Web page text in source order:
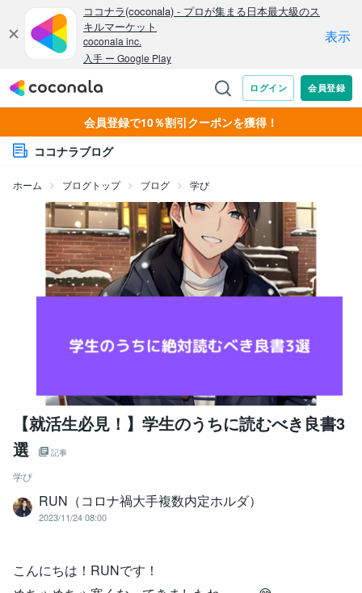
会員登録で10％割引クーポンを獲得！
ココナラブログ
ホーム ブログトップ ブログ 学び
【就活生必見！】学生のうちに読むべき良書3
選
記事
学び
RUN（コロナ禍大手複数内定ホルダ）
2023/11/24 08:00
こんにちは！RUNです！